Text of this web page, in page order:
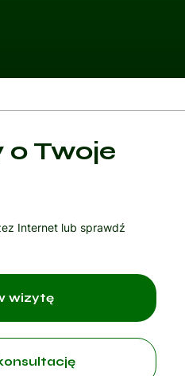
Twoje
Internet lub sprawdź
wizytę